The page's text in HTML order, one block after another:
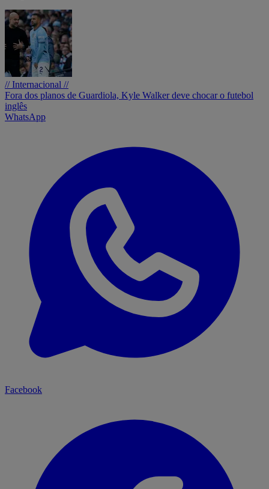
// Internacional //
Fora dos planos de Guardiola, Kyle Walker deve chocar o futebol
inglês
WhatsApp
Facebook